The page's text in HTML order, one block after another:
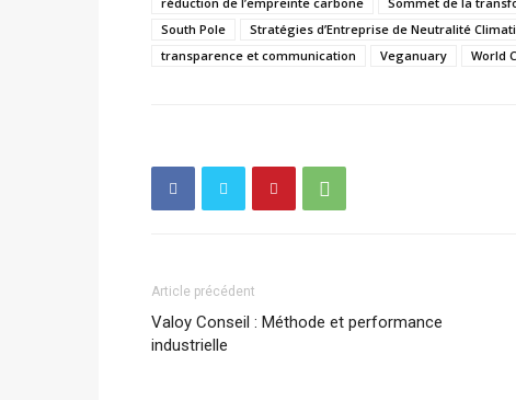
South Pole
Stratégies d’Entreprise de Neutralité
transparence et communication
Veganuary World
Article précédent
Valoy Conseil : Méthode et performance
industrielle